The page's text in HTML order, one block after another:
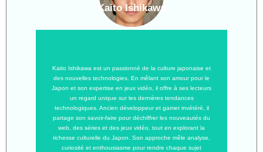
Kaito Ishikawa est un passionné de la culture japonaise et
des nouvelles technologies. En mêlant son amour pour le
Japon et son expertise en jeux vidéo, il offre à ses lecteurs
un regard unique sur les dernières tendances
technologiques. Ancien développeur et gamer invétéré, il
partage son savoir-faire pour déchiffrer les nouveautés du
web, des séries et des jeux vidéo, tout en explorant la
richesse culturelle du Japon. Son approche mêle analyse,
curiosité et enthousiasme pour rendre chaque sujet
Kaito Ishikawa